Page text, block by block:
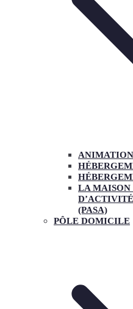
LA MAISON
(PASA)
PÔLE DOMICILE